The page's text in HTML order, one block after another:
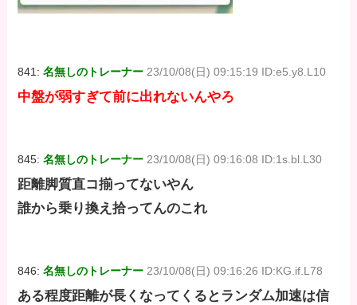
841:名無しのトレーナー 23/10/08(日) 09:15:19 ID:e5.y8.L10
中盤が弱すぎて前に出れないんやろ
845:名無しのトレーナー 23/10/08(日) 09:16:08 ID:1s.bl.L30
距離脚質直コ揃ってないやん
誰から乗り換え拾ってんのこれ
846:名無しのトレーナー 23/10/08(日) 09:16:26 ID:KG.if.L78
ある程度距離が長くなってくるとランダム加速は信